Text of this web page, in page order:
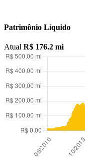
Patrimônio Líquido
Atual R$ 176.2 mi